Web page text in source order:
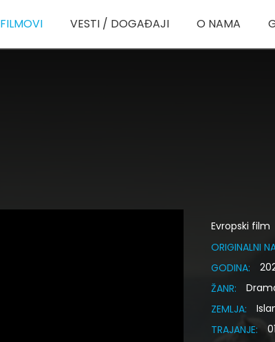
FILMOVI VESTI / DOGAĐAJI O NAMA
Evropski film
ORIGINALNI
GODINA:
ŽANR:
ZEMLJA:
TRAJANJE: